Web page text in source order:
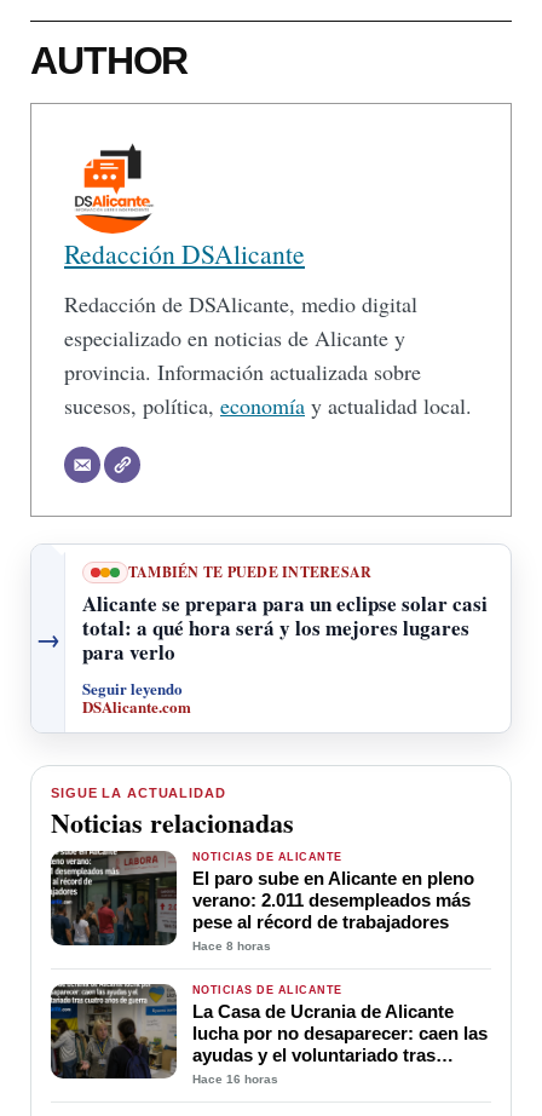
AUTHOR
Redacción DSAlicante
Redacción de DSAlicante, medio digital
especializado en noticias de Alicante y
provincia. Información actualizada sobre
sucesos, política, economía y actualidad local.
→
TAMBIÉN TE PUEDE INTERESAR
Alicante se prepara para un eclipse solar casi
total: a qué hora será y los mejores lugares
para verlo
Seguir leyendo
DSAlicante.com
SIGUE LA ACTUALIDAD
Noticias relacionadas
NOTICIAS DE ALICANTE
El paro sube en Alicante en pleno
verano: 2.011 desempleados más
pese al récord de trabajadores
Hace 8 horas
NOTICIAS DE ALICANTE
La Casa de Ucrania de Alicante
lucha por no desaparecer: caen las
ayudas y el voluntariado tras
cuatro años de guerra
Hace 16 horas